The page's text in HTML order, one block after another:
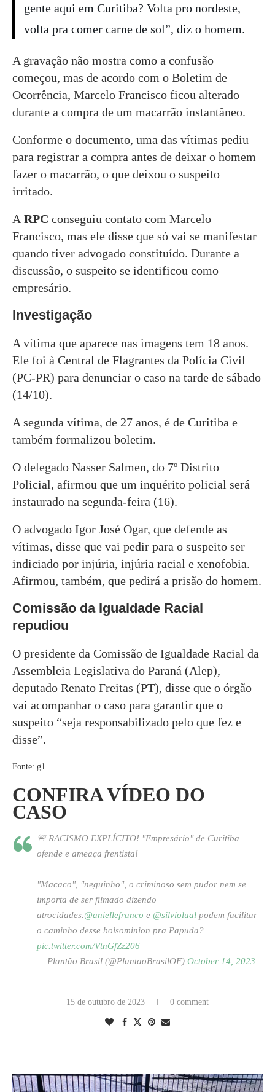
gente aqui em Curitiba? Volta pro nordeste,
volta pra comer carne de sol”, diz o homem.
A gravação não mostra como a confusão
começou, mas de acordo com o Boletim de
Ocorrência, Marcelo Francisco ficou alterado
durante a compra de um macarrão instantâneo.
Conforme o documento, uma das vítimas pediu
para registrar a compra antes de deixar o homem
fazer o macarrão, o que deixou o suspeito
irritado.
ARPC conseguiu contato com Marcelo
Francisco, mas ele disse que só vai se manifestar
quando tiver advogado constituído. Durante a
discussão, o suspeito se identificou como
empresário.
Investigação
A vítima que aparece nas imagens tem 18 anos.
Ele foi à Central de Flagrantes da Polícia Civil
(PC-PR) para denunciar o caso na tarde de sábado
(14/10).
A segunda vítima, de 27 anos, é de Curitiba e
também formalizou boletim.
O delegado Nasser Salmen, do 7º Distrito
Policial, afirmou que um inquérito policial será
instaurado na segunda-feira (16).
O advogado Igor José Ogar, que defende as
vítimas, disse que vai pedir para o suspeito ser
indiciado por injúria, injúria racial e xenofobia.
Afirmou, também, que pedirá a prisão do homem.
Comissão da Igualdade Racial
repudiou
O presidente da Comissão de Igualdade Racial da
Assembleia Legislativa do Paraná (Alep),
deputado Renato Freitas (PT), disse que o órgão
vai acompanhar o caso para garantir que o
suspeito “seja responsabilizado pelo que fez e
disse”.
Fonte: g1
CONFIRA VÍDEO DO
CASO
🚨 RACISMO EXPLÍCITO! "Empresário" de Curitiba
ofende e ameaça frentista!
"Macaco", "neguinho", o criminoso sem pudor nem se
importa de ser filmado dizendo
atrocidades.@aniellefranco e @silviolual podem facilitar
o caminho desse bolsominion pra Papuda?
pic.twitter.com/VtnGfZz206
— Plantão Brasil (@PlantaoBrasilOF) October 14, 2023
15 de outubro de 2023 0 comment